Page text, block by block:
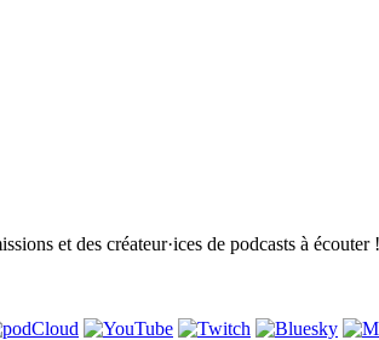
et des créateur·ices de podcasts à